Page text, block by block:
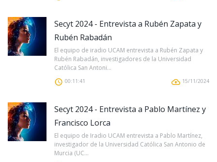
Secyt 2024 - Entrevista a Rubén Zapata y
Rubén Rabadán
El equipo de iradio UCAM entrevista a Rubén Zapata y
Rubén Rabadán, investigadores de la Universidad
Católica San Antoni...
00:11:41 15/11/2024
Secyt 2024 - Entrevista a Pablo Martínez y
Francisco Lorca
El equipo de Iradio UCAM entrevista a Pablo Martínez,
investigador de la Universidad Católica San Antonio de
Murcia (UC...